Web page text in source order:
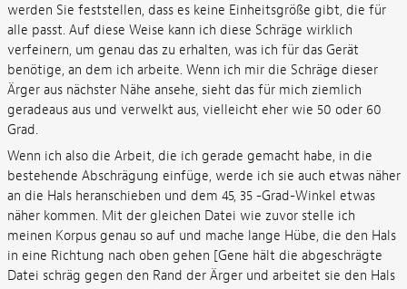
werden Sie feststellen, dass es keine Einheitsgröße gibt, die für
alle passt. Auf diese Weise kann ich diese Schräge wirklich
verfeinern, um genau das zu erhalten, was ich für das Gerät
benötige, an dem ich arbeite. Wenn ich mir die Schräge dieser
Ärger aus nächster Nähe ansehe, sieht das für mich ziemlich
geradeaus aus und verwelkt aus, vielleicht eher wie 50 oder 60
Grad.
Wenn ich also die Arbeit, die ich gerade gemacht habe, in die
bestehende Abschrägung einfüge, werde ich sie auch etwas näher
an die Hals heranschieben und dem 45, 35 -Grad-Winkel etwas
näher kommen. Mit der gleichen Datei wie zuvor stelle ich
meinen Korpus genau so auf und mache lange Hübe, die den Hals
in eine Richtung nach oben gehen [Gene hält die abgeschrägte
Datei schräg gegen den Rand der Ärger und arbeitet sie den Hals